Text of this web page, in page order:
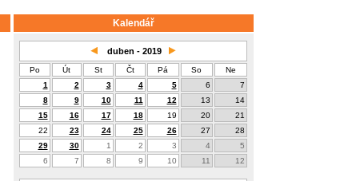
Kalendář
duben - 2019
Po Út St Čt Pá So
Ne
1
2 3 4 5 6
7
8
9 10 11 12 13
14
15
16 17 18 19 20
21
22
23 24 25 26 27
28
29
30 1 2 3 4
5
6
7 8 9 10 11 12